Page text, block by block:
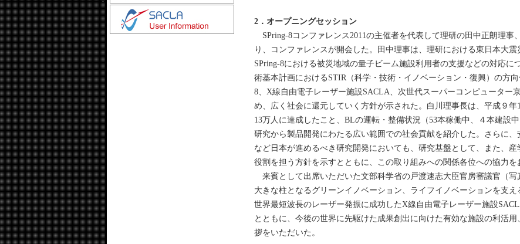
2．オープニングセッション
SPring-8コンファレンス2011の主催者を代表して理研の田中正朗理事
り、コンファレンスが開会した。田中理事は、理研における東日本大震
SPring-8における被災地域の量子ビーム施設利用者の支援などの対応に
術基本計画におけるSTIR（科学・技術・イノベーション・復興）の方
8、X線自由電子レーザー施設SACLA、次世代スーパーコンピューター
め、広く社会に還元していく方針が示された。白川理事長は、平成９
13万人に達成したこと、BLの運転・整備状況（53本稼働中、４本建設
研究から製品開発にわたる広い範囲での社会貢献を紹介した。さらに
など日本が進めるべき研究開発においても、研究基盤として、また、
役割を担う方針を示すとともに、この取り組みへの関係各位への協力を
来賓として出席いただいた文部科学省の戸渡速志大臣官房審議官（
大きな柱となるグリーンイノベーション、ライフイノベーションを支え
世界最短波長のレーザー発振に成功したX線自由電子レーザー施設
とともに、今後の世界に先駆けた成果創出に向けた有効な施設の利活
拶をいただいた。